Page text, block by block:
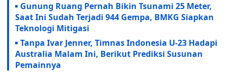
Gunung Ruang Pernah Bikin Tsunami 25 Meter,
Saat Ini Sudah Terjadi 944 Gempa, BMKG Siapkan
Teknologi Mitigasi
Tanpa Ivar Jenner, Timnas Indonesia U-23 Hadapi
Australia Malam Ini, Berikut Prediksi Susunan
Pemainnya